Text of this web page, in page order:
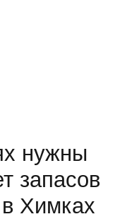
нужны
запасов
Химках